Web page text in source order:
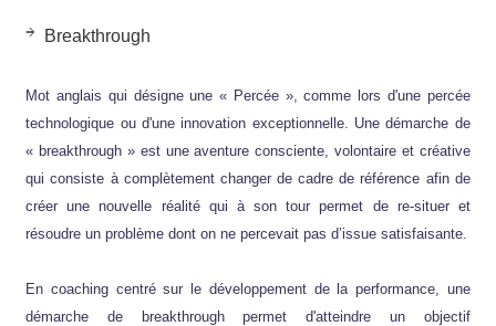
Breakthrough
Mot anglais qui désigne une « Percée », comme lors d'une percée
technologique ou d'une innovation exceptionnelle. Une démarche de
« breakthrough » est une aventure consciente, volontaire et créative
qui consiste à complètement changer de cadre de référence afin de
créer une nouvelle réalité qui à son tour permet de re-situer et
résoudre un problème dont on ne percevait pas d’issue satisfaisante.
En coaching centré sur le développement de la performance, une
démarche de breakthrough permet d'atteindre un objectif